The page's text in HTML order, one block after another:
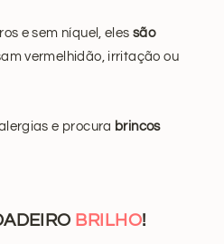
e sem níquel, eles são
vermelhidão, irritação ou
e procura brincos
BRILHO!